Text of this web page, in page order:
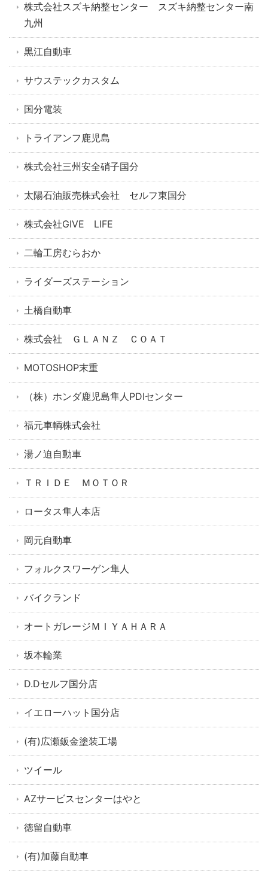
株式会社スズキ納整センター スズキ納整センター南
九州
黒江自動車
サウステックカスタム
国分電装
トライアンフ鹿児島
株式会社三州安全硝子国分
太陽石油販売株式会社 セルフ東国分
株式会社GIVE LIFE
二輪工房むらおか
ライダーズステーション
土橋自動車
株式会社 ＧＬＡＮＺ ＣＯＡＴ
MOTOSHOP末重
（株）ホンダ鹿児島隼人PDIセンター
福元車輌株式会社
湯ノ迫自動車
ＴＲＩＤＥ ＭＯＴＯＲ
ロータス隼人本店
岡元自動車
フォルクスワーゲン隼人
バイクランド
オートガレージＭＩＹＡＨＡＲＡ
坂本輪業
D.Dセルフ国分店
イエローハット国分店
(有)広瀬鈑金塗装工場
ツイール
AZサービスセンターはやと
徳留自動車
(有)加藤自動車